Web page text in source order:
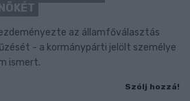
az államfőválasztás
- a kormánypárti jelölt személye
ismert.
Szólj hozzá!